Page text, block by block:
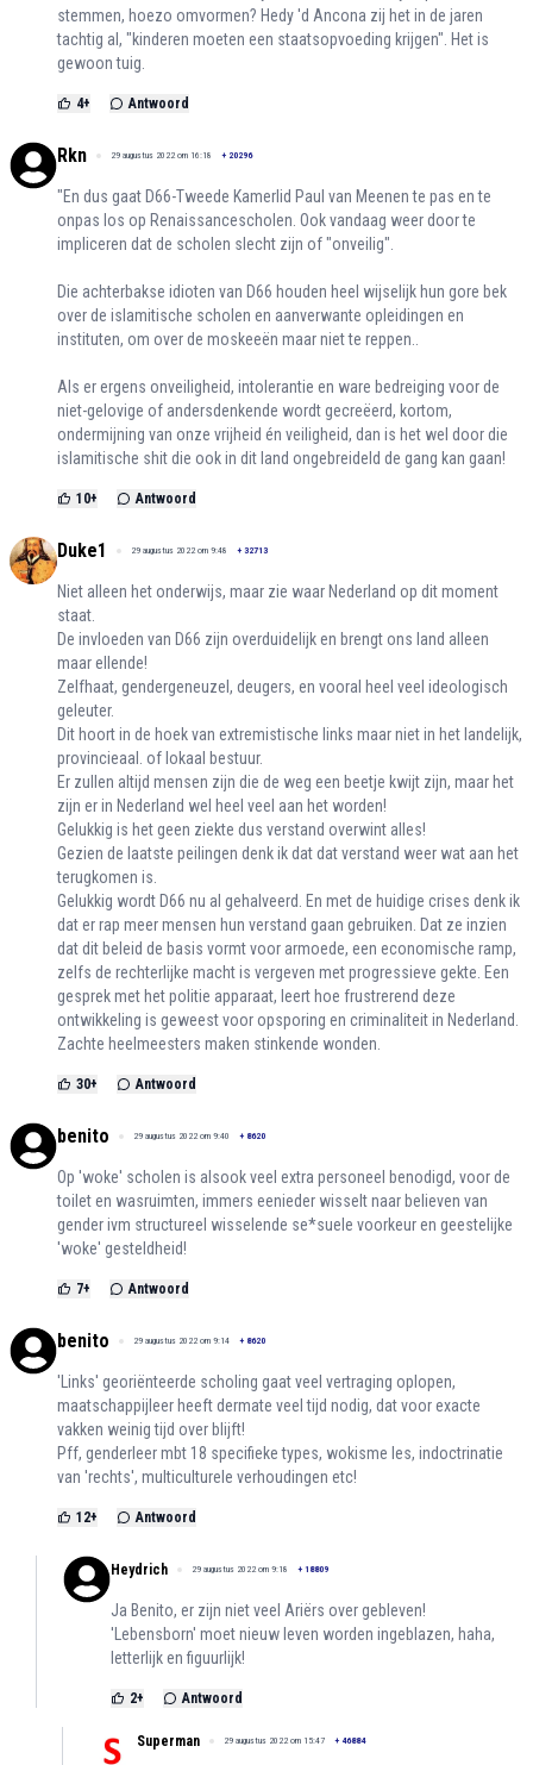
stemmen, hoezo omvormen? Hedy 'd Ancona zij het in de jaren
tachtig al, "kinderen moeten een staatsopvoeding krijgen". Het is
gewoon tuig.
4+ Antwoord
Rkn 29 augustus 2022 om 16:18 + 20296
"En dus gaat D66-Tweede Kamerlid Paul van Meenen te pas en te
onpas los op Renaissancescholen. Ook vandaag weer door te
impliceren dat de scholen slecht zijn of "onveilig".
Die achterbakse idioten van D66 houden heel wijselijk hun gore bek
over de islamitische scholen en aanverwante opleidingen en
instituten, om over de moskeeën maar niet te reppen..
Als er ergens onveiligheid, intolerantie en ware bedreiging voor de
niet-gelovige of andersdenkende wordt gecreëerd, kortom,
ondermijning van onze vrijheid én veiligheid, dan is het wel door die
islamitische shit die ook in dit land ongebreideld de gang kan gaan!
10+ Antwoord
Duke1 29 augustus 2022 om 9:48 + 32713
Niet alleen het onderwijs, maar zie waar Nederland op dit moment
staat.
De invloeden van D66 zijn overduidelijk en brengt ons land alleen
maar ellende!
Zelfhaat, gendergeneuzel, deugers, en vooral heel veel ideologisch
geleuter.
Dit hoort in de hoek van extremistische links maar niet in het landelijk,
provincieaal. of lokaal bestuur.
Er zullen altijd mensen zijn die de weg een beetje kwijt zijn, maar het
zijn er in Nederland wel heel veel aan het worden!
Gelukkig is het geen ziekte dus verstand overwint alles!
Gezien de laatste peilingen denk ik dat dat verstand weer wat aan het
terugkomen is.
Gelukkig wordt D66 nu al gehalveerd. En met de huidige crises denk ik
dat er rap meer mensen hun verstand gaan gebruiken. Dat ze inzien
dat dit beleid de basis vormt voor armoede, een economische ramp,
zelfs de rechterlijke macht is vergeven met progressieve gekte. Een
gesprek met het politie apparaat, leert hoe frustrerend deze
ontwikkeling is geweest voor opsporing en criminaliteit in Nederland.
Zachte heelmeesters maken stinkende wonden.
30+ Antwoord
benito 29 augustus 2022 om 9:40 + 8620
Op 'woke' scholen is alsook veel extra personeel benodigd, voor de
toilet en wasruimten, immers eenieder wisselt naar believen van
gender ivm structureel wisselende se*suele voorkeur en geestelijke
'woke' gesteldheid!
7+ Antwoord
benito 29 augustus 2022 om 9:14 + 8620
'Links' georiënteerde scholing gaat veel vertraging oplopen,
maatschappijleer heeft dermate veel tijd nodig, dat voor exacte
vakken weinig tijd over blijft!
Pff, genderleer mbt 18 specifieke types, wokisme les, indoctrinatie
van 'rechts', multiculturele verhoudingen etc!
12+ Antwoord
Heydrich 29 augustus 2022 om 9:18 + 18809
Ja Benito, er zijn niet veel Ariërs over gebleven!
'Lebensborn' moet nieuw leven worden ingeblazen, haha,
letterlijk en figuurlijk!
2+ Antwoord
Superman 29 augustus 2022 om 15:47 + 46884